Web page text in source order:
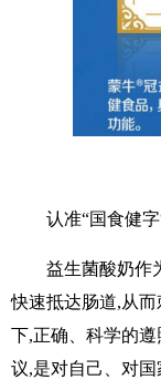
认准“国食健字
益生菌酸奶作为
快速抵达肠道,从
下,正确、科学的
议,是对自己、对